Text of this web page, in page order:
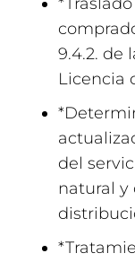
9.4.2. de
Licencia
del
natural y